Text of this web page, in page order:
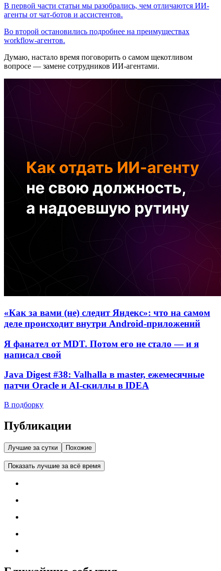
В первой части статьи мы разобрались, чем отличаются ИИ-
агенты от чат-ботов и ассистентов.
Во второй остановились подробнее на преимуществах
workflow-агентов.
Думаю, настало время поговорить о самом щекотливом
вопросе — замене сотрудников ИИ-агентами.
«Как за вами (не) следит Яндекс»: что на самом
деле происходит внутри Android-приложений
Я фанател от MDT. Потом его не стало — и я
написал свой
Java Digest #38: Valhalla в master, ежемесячные
патчи Oracle и AI-скиллы в IDEA
В подборку
Публикации
Лучшие за сутки Похожие
Показать лучшие за всё время